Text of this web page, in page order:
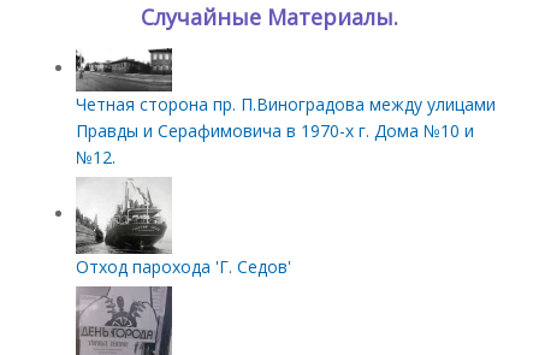
Случайные Материалы.
Четная сторона пр. П.Виноградова между улицами
Правды и Серафимовича в 1970-х г. Дома №10 и
№12.
Отход парохода 'Г. Седов'